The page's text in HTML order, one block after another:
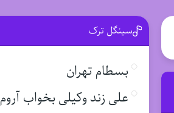
سینگل ترک
بسطام تهران
علی زند وکیلی بخواب آروم